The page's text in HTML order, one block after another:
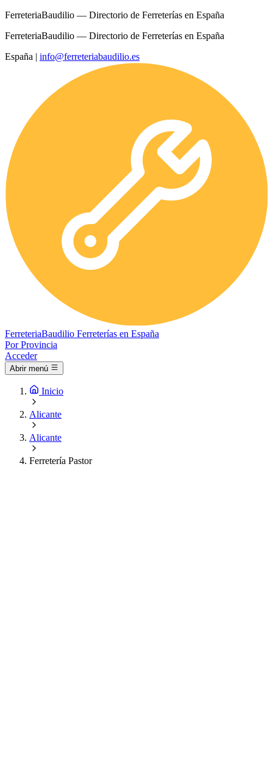
FerreteriaBaudilio — Directorio de Ferreterías en España
FerreteriaBaudilio — Directorio de Ferreterías en España
España | info@ferreteriabaudilio.es
FerreteriaBaudilio Ferreterías en España
Por Provincia
Acceder
Abrir menú
Inicio
Alicante
Alicante
Ferretería Pastor